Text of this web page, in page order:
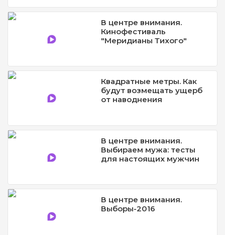
В центре внимания.
Кинофестиваль
"Меридианы Тихого"
Квадратные метры. Как
будут возмещать ущерб
от наводнения
В центре внимания.
Выбираем мужа: тесты
для настоящих мужчин
В центре внимания.
Выборы-2016